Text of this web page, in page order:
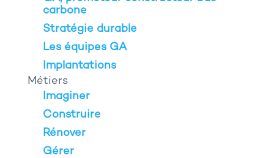
carbone
Stratégie durable
Les équipes GA
Implantations
Métiers
Imaginer
Construire
Rénover
Gérer